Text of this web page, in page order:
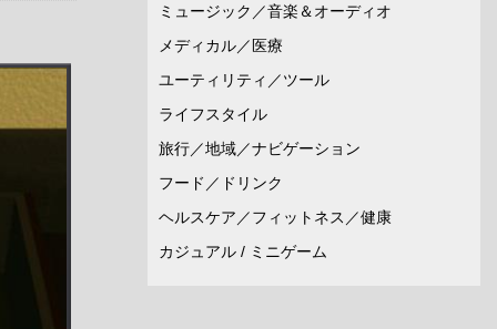
ミュージック／音楽＆オーディオ
メディカル／医療
ユーティリティ／ツール
ライフスタイル
旅行／地域／ナビゲーション
フード／ドリンク
ヘルスケア／フィットネス／健康
カジュアル / ミニゲーム